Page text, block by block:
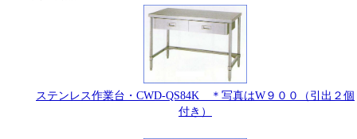
ステンレス作業台・CWD-QS84K ＊写真はW９００（引出２個
付き）